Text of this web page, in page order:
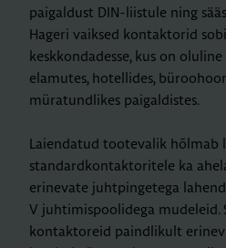
paigaldust DIN-liistule ning
Hageri vaiksed kontaktorid
keskkondadesse, kus on
elamutes, hotellides,
müratundlikes paigaldistes.
Laiendatud tootevalik hõlmab
standardkontaktoritele ka
erinevate juhtpingetega
V juhtimispoolidega mudeleid.
kontaktoreid paindlikult